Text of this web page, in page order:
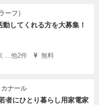
ーフ）
してくれる方を大募集！
...他2件
無料
ナール
者にひとり暮らし用家電家